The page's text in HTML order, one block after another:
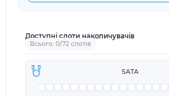
Доступні слоти накопичувачів
Всього: 0/72 слотів
SATA